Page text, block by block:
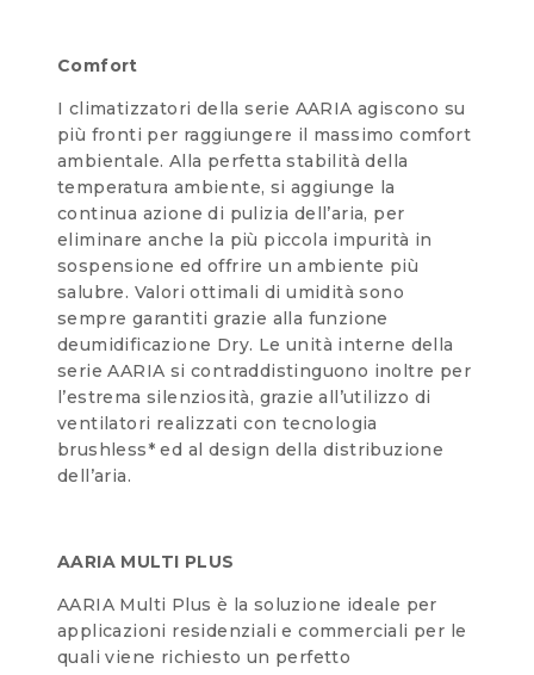
Comfort
I climatizzatori della serie AARIA agiscono su
più fronti per raggiungere il massimo comfort
ambientale. Alla perfetta stabilità della
temperatura ambiente, si aggiunge la
continua azione di pulizia dell’aria, per
eliminare anche la più piccola impurità in
sospensione ed offrire un ambiente più
salubre. Valori ottimali di umidità sono
sempre garantiti grazie alla funzione
deumidificazione Dry. Le unità interne della
serie AARIA si contraddistinguono inoltre per
l’estrema silenziosità, grazie all’utilizzo di
ventilatori realizzati con tecnologia
brushless* ed al design della distribuzione
dell’aria.
AARIA MULTI PLUS
AARIA Multi Plus è la soluzione ideale per
applicazioni residenziali e commerciali per le
quali viene richiesto un perfetto